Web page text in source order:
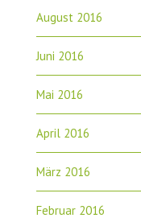
August 2016
Juni 2016
Mai 2016
April 2016
März 2016
Februar 2016